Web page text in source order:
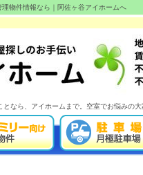
物件情報なら｜阿佐ヶ谷アイホームへ
なら、アイホームまで。空室でお悩みの